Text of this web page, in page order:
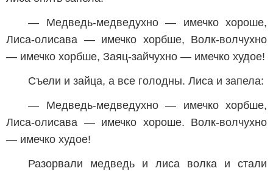
— Медведь-медведухно — имечко хороше,
Лиса-олисава — имечко хорбше, Волк-волчухно
— имечко хорбше, Заяц-зайчухно — имечко худое!
Съели и зайца, а все голодны. Лиса и запела:
— Медведь-медведухно — имечко хорбше,
Лиса-олисава — имечко хороше. Волк-волчухно
— имечко худое!
Разорвали медведь и лиса волка и стали